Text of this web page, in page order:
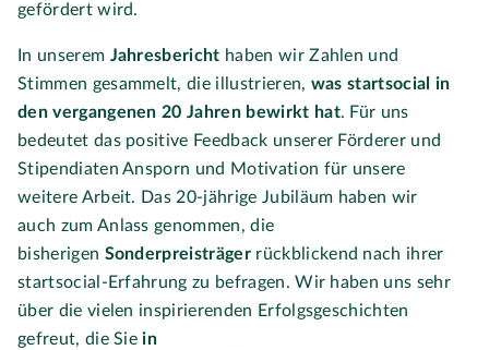
gefördert wird.
In unserem Jahresbericht haben wir Zahlen und
Stimmen gesammelt, die illustrieren, was startsocial in
den vergangenen 20 Jahren bewirkt hat. Für uns
bedeutet das positive Feedback unserer Förderer und
Stipendiaten Ansporn und Motivation für unsere
weitere Arbeit. Das 20-jährige Jubiläum haben wir
auch zum Anlass genommen, die
bisherigen Sonderpreisträgerrückblickend nach ihrer
startsocial-Erfahrung zu befragen. Wir haben uns sehr
über die vielen inspirierenden Erfolgsgeschichten
gefreut, die Siein